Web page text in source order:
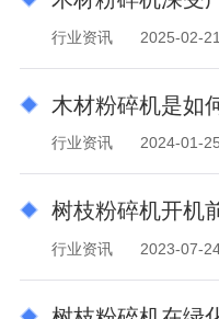
行业资讯 2025-02-21
木材粉碎机是如
行业资讯 2024-01-25
树枝粉碎机开机
行业资讯 2023-07-